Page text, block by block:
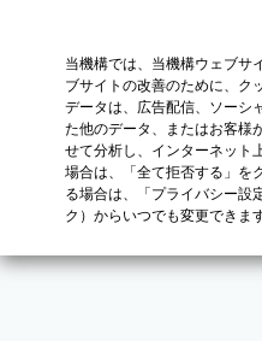
当機構では、当機構ウェブサ
ブサイトの改善のために、ク
データは、広告配信、ソーシ
た他のデータ、またはお客様
せて分析し、インターネット
場合は、「全て拒否する」を
る場合は、「プライバシー設
ク）からいつでも変更できます